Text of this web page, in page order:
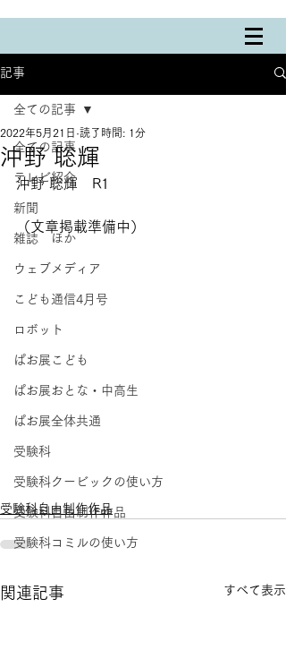
記事
全ての記事
テレビ紹介
新聞
雑誌 ほか
ウェブメディア
こども通信4月号
ロボット
ぱお展こども
ぱお展おとな・中高生
ぱお展全体共通
受験科
受験科クービックの使い方
受験科自由制作作品
受験科コミルの使い方
全ての記事
沖野 聡輝
2022年5月21日 読了時間: 1分
沖野 聡輝　R1
（文章掲載準備中）
受験科自由制作作品
関連記事 すべて表示